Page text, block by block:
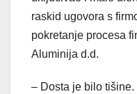
raskid ugovora s
pokretanje procesa
Aluminija d.d.
– Dosta je bilo